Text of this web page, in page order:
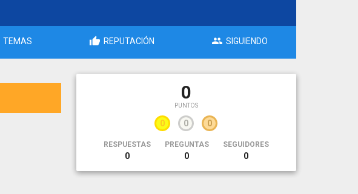
TEMAS REPUTACIÓN SIGUIENDO
0
PUNTOS
0 0 0
RESPUESTAS
0
PREGUNTAS
0
SEGUIDORES
0